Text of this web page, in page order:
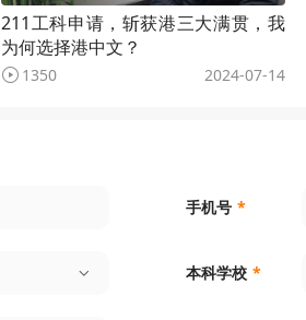
211工科申请，斩获港三大满贯，我
为何选择港中文？
1350 2024-07-14
手机号 *
本科学校 *